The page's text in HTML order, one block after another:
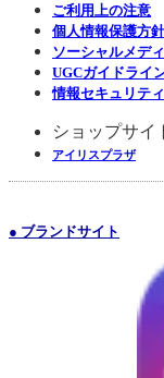
ご利用上の注意
個人情報保護方針
ソーシャルメデ
UGCガイドライ
情報セキュリテ
ショップサイ
アイリスプラザ
● ブランドサイト